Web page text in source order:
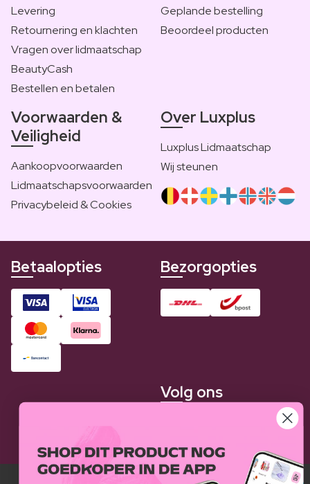
Levering
Retournering en klachten
Vragen over lidmaatschap
BeautyCash
Bestellen en betalen
Geplande bestelling
Beoordeel producten
Voorwaarden &
Veiligheid
Aankoopvoorwaarden
Lidmaatschapsvoorwaarden
Privacybeleid & Cookies
Over Luxplus
Luxplus Lidmaatschap
Wij steunen
Betaalopties Bezorgopties
Volg ons